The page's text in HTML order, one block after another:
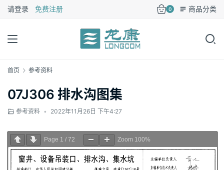
请登录 免费注册 0 商品分类
首页 参考资料
07J306 排水沟图集
参考资料 • 2022年11月26日 下午4:27
Page 1 / 72 Zoom 100%